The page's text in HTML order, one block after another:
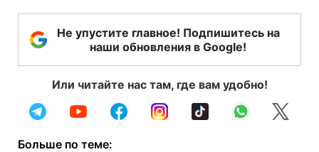
Не упустите главное! Подпишитесь на
наши обновления в Google!
Или читайте нас там, где вам удобно!
Больше по теме: